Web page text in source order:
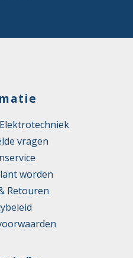
vragen
worden
Retouren